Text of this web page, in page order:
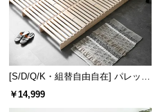
[S/D/Q/K・組替自由自在] パレット
ベッド 8/12/16枚セット
￥14,999